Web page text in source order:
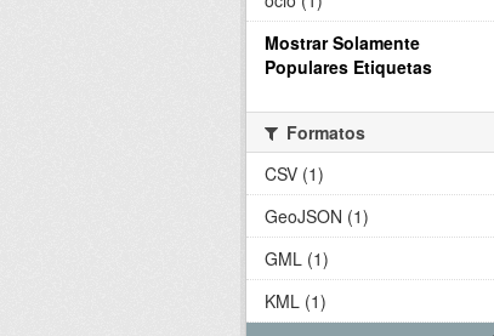
Mostrar Solamente
Populares Etiquetas
Formatos
CSV (1)
GeoJSON (1)
GML (1)
KML (1)